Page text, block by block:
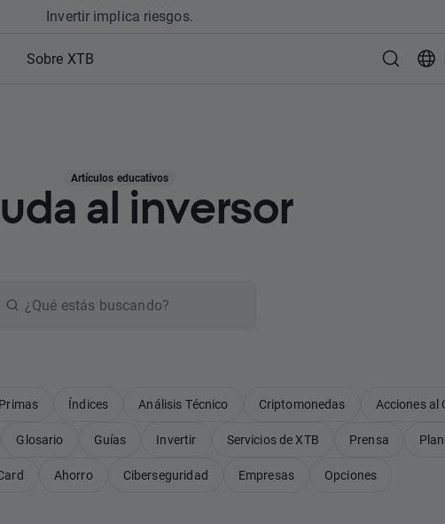
Invertir implica riesgos.
Sobre XTB
Artículos educativos
al inversor
Índices Análisis Técnico Criptomonedas Acciones al
Glosario Guías Invertir Servicios de XTB Prensa
Ahorro Ciberseguridad Empresas Opciones